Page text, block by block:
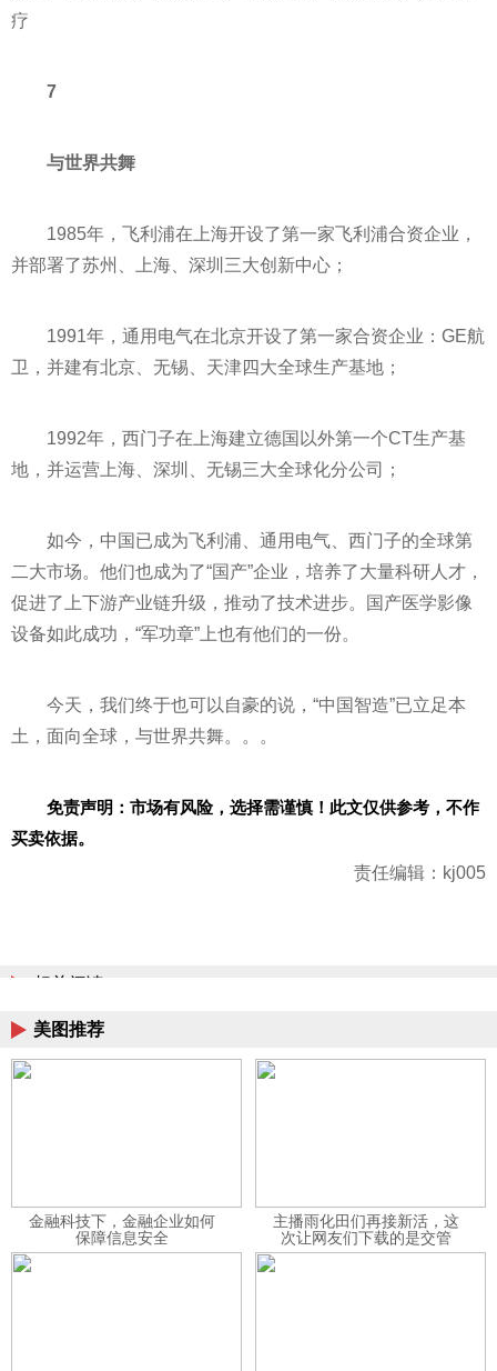
疗
7
与世界共舞
1985年，飞利浦在上海开设了第一家飞利浦合资企业，
并部署了苏州、上海、深圳三大创新中心；
1991年，通用电气在北京开设了第一家合资企业：GE航
卫，并建有北京、无锡、天津四大全球生产基地；
1992年，西门子在上海建立德国以外第一个CT生产基
地，并运营上海、深圳、无锡三大全球化分公司；
如今，中国已成为飞利浦、通用电气、西门子的全球第
二大市场。他们也成为了“国产”企业，培养了大量科研人才，
促进了上下游产业链升级，推动了技术进步。国产医学影像
设备如此成功，“军功章”上也有他们的一份。
今天，我们终于也可以自豪的说，“中国智造”已立足本
土，面向全球，与世界共舞。。。
免责声明：市场有风险，选择需谨慎！此文仅供参考，不作
买卖依据。
责任编辑：kj005
相关阅读
美图推荐
金融科技下，金融企业如何
保障信息安全
主播雨化田们再接新活，这
次让网友们下载的是交管
12123APP